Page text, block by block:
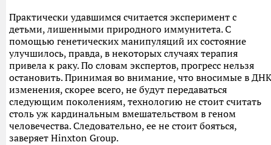
Практически удавшимся считается эксперимент с
детьми, лишенными природного иммунитета. С
помощью генетических манипуляций их состояние
улучшилось, правда, в некоторых случаях терапия
привела к раку. По словам экспертов, прогресс нельзя
остановить. Принимая во внимание, что вносимые в ДНК
изменения, скорее всего, не будут передаваться
следующим поколениям, технологию не стоит считать
столь уж кардинальным вмешательством в геном
человечества. Следовательно, ее не стоит бояться,
заверяет Hinxton Group.